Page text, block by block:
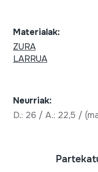
Materialak:
ZURA
LARRUA
Neurriak:
D.: 26 / A.: 22,5 /